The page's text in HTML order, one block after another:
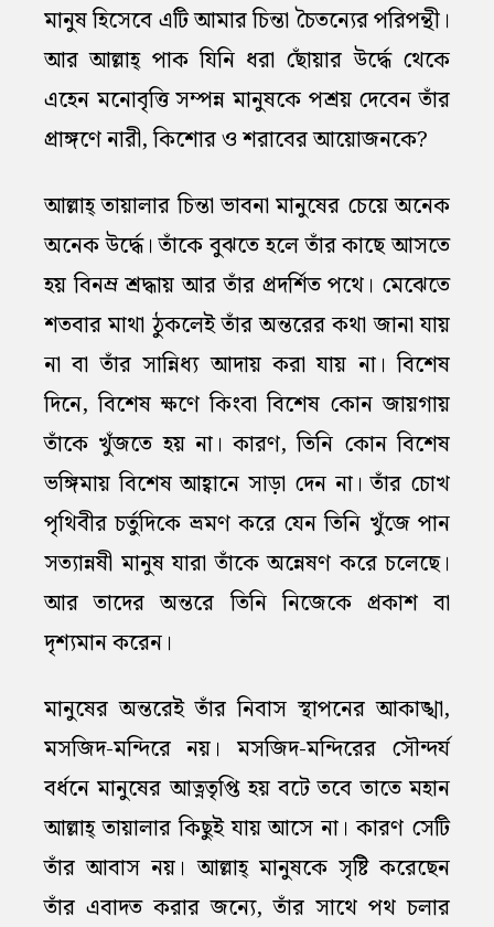
মানুষ হিসেবে এটি আমার চিন্তা চৈতন্যের পরিপন্থী।
আর আল্লাহ্‌ পাক যিনি ধরা ছোঁয়ার উর্দ্ধে থেকে
এহেন মনোবৃত্তি সম্পন্ন মানুষকে পশ্রয় দেবেন তাঁর
প্রাঙ্গণে নারী, কিশোর ও শরাবের আয়োজনকে?
আল্লাহ্‌ তায়ালার চিন্তা ভাবনা মানুষের চেয়ে অনেক
অনেক উর্দ্ধে। তাঁকে বুঝতে হলে তাঁর কাছে আসতে
হয় বিনম্র শ্রদ্ধায় আর তাঁর প্রদর্শিত পথে। মেঝেতে
শতবার মাথা ঠুকলেই তাঁর অন্তরের কথা জানা যায়
না বা তাঁর সান্নিধ্য আদায় করা যায় না। বিশেষ
দিনে, বিশেষ ক্ষণে কিংবা বিশেষ কোন জায়গায়
তাঁকে খুঁজতে হয় না। কারণ, তিনি কোন বিশেষ
ভঙ্গিমায় বিশেষ আহ্বানে সাড়া দেন না। তাঁর চোখ
পৃথিবীর চর্তুদিকে ভ্রমণ করে যেন তিনি খুঁজে পান
সত্যান্নষী মানুষ যারা তাঁকে অন্নেষণ করে চলেছে।
আর তাদের অন্তরে তিনি নিজেকে প্রকাশ বা
দৃশ্যমান করেন।
মানুষের অন্তরেই তাঁর নিবাস স্থাপনের আকাঙ্খা,
মসজিদ-মন্দিরে নয়। মসজিদ-মন্দিরের সৌন্দর্য
বর্ধনে মানুষের আত্নতৃপ্তি হয় বটে তবে তাতে মহান
আল্লাহ্‌ তায়ালার কিছুই যায় আসে না। কারণ সেটি
তাঁর আবাস নয়। আল্লাহ্‌ মানুষকে সৃষ্টি করেছেন
তাঁর এবাদত করার জন্যে, তাঁর সাথে পথ চলার